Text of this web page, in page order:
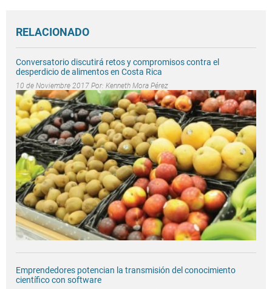
RELACIONADO
Conversatorio discutirá retos y compromisos contra el
desperdicio de alimentos en Costa Rica
10 de Noviembre 2017 Por: Kenneth Mora Pérez
Emprendedores potencian la transmisión del conocimiento
científico con software